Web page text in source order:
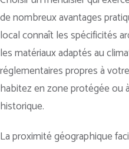
de nombreux avantages
local connaît les spécificités
les matériaux adaptés au
réglementaires propres à
habitez en zone protégée ou
historique.
La proximité géographique